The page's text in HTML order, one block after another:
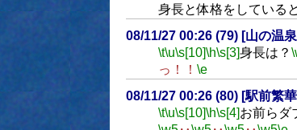
身長と体格をしている
08/11/27 00:26 (79) [山の温
\t\u\s[10]\h\s[3]身長は？
っ！！ \e
08/11/27 00:26 (80) [駅前繁
\t\u\s[10]\h\s[4]お前らダ